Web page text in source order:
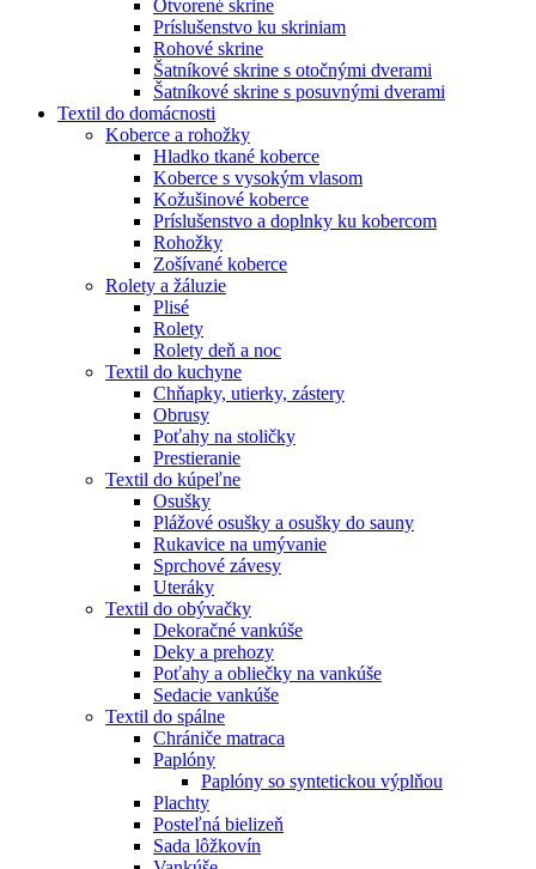
Otvorené skrine
Príslušenstvo ku skriniam
Rohové skrine
Šatníkové skrine s otočnými dverami
Šatníkové skrine s posuvnými dverami
Textil do domácnosti
Koberce a rohožky
Hladko tkané koberce
Koberce s vysokým vlasom
Kožušinové koberce
Príslušenstvo a doplnky ku kobercom
Rohožky
Zošívané koberce
Rolety a žáluzie
Plisé
Rolety
Rolety deň a noc
Textil do kuchyne
Chňapky, utierky, zástery
Obrusy
Poťahy na stoličky
Prestieranie
Textil do kúpeľne
Osušky
Plážové osušky a osušky do sauny
Rukavice na umývanie
Sprchové závesy
Uteráky
Textil do obývačky
Dekoračné vankúše
Deky a prehozy
Poťahy a obliečky na vankúše
Sedacie vankúše
Textil do spálne
Chrániče matraca
Paplóny
Paplóny so syntetickou výplňou
Plachty
Posteľná bielizeň
Sada lôžkovín